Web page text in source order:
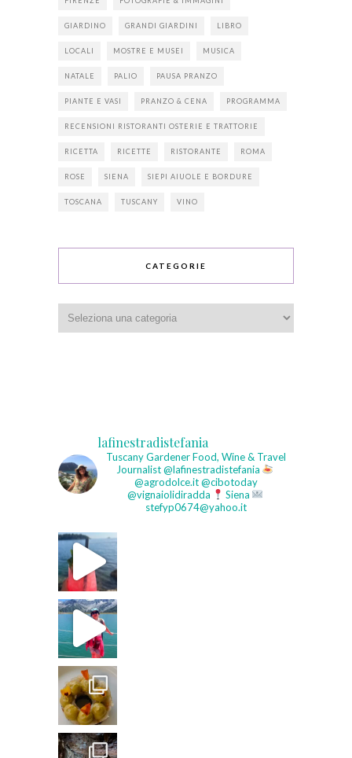
GIARDINO GRANDI GIARDINI LIBRO
LOCALI MOSTRE E MUSEI MUSICA
NATALE PALIO PAUSA PRANZO
PIANTE E VASI PRANZO & CENA PROGRAMMA
RECENSIONI RISTORANTI OSTERIE E TRATTORIE
RICETTA RICETTE RISTORANTE ROMA
ROSE SIENA SIEPI AIUOLE E BORDURE
TOSCANA TUSCANY VINO
CATEGORIE
lafinestradistefania
Tuscany GardenerFood, Wine & Travel
Journalist@lafinestradistefania
@agrodolce.it @cibotoday
@vignaiolidiradda
Siena
stefyp0674@yahoo.it